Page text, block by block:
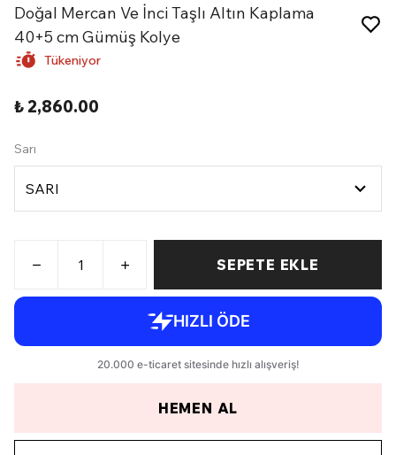
Doğal Mercan Ve İnci Taşlı Altın Kaplama
40+5 cm Gümüş Kolye
Tükeniyor
₺ 2,860.00
Sarı
SEPETE EKLE
HEMEN AL